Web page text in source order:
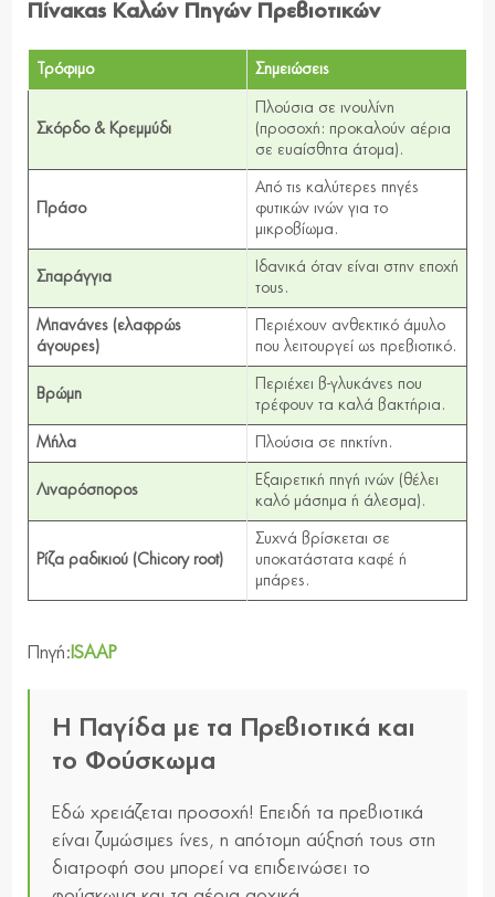
Πίνακας Καλών Πηγών Πρεβιοτικών
Τρόφιμο Σημειώσεις
Σκόρδο & Κρεμμύδι
Πλούσια σε ινουλίνη
(προσοχή: προκαλούν αέρια
σε ευαίσθητα άτομα).
Πράσο
Από τις καλύτερες πηγές
φυτικών ινών για το
μικροβίωμα.
Σπαράγγια
Ιδανικά όταν είναι στην εποχή
τους.
Μπανάνες (ελαφρώς
άγουρες)
Περιέχουν ανθεκτικό άμυλο
που λειτουργεί ως πρεβιοτικό.
Βρώμη
Περιέχει β-γλυκάνες που
τρέφουν τα καλά βακτήρια.
Μήλα Πλούσια σε πηκτίνη.
Λιναρόσπορος
Εξαιρετική πηγή ινών (θέλει
καλό μάσημα ή άλεσμα).
Ρίζα ραδικιού (Chicory root)
Συχνά βρίσκεται σε
υποκατάστατα καφέ ή
μπάρες.
Πηγή: ISAAP
Η Παγίδα με τα Πρεβιοτικά και
το Φούσκωμα
Εδώ χρειάζεται προσοχή! Επειδή τα πρεβιοτικά
είναι ζυμώσιμες ίνες, η απότομη αύξησή τους στη
διατροφή σου μπορεί να επιδεινώσει το